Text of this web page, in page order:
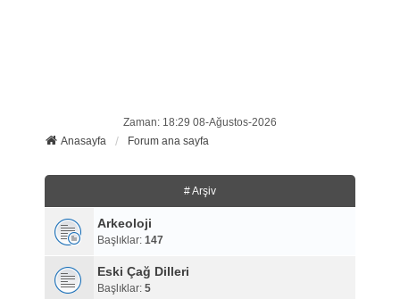
Zaman: 18:29 08-Ağustos-2026
Anasayfa
Forum ana sayfa
# Arşiv
Arkeoloji
Başlıklar: 147
Eski Çağ Dilleri
Başlıklar: 5